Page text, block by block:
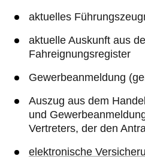
aktuelles
aktuelle Auskunft aus
Fahreignungsregister
Gewerbeanmeldung
Auszug aus dem
und
Vertreters, der den
elektronische